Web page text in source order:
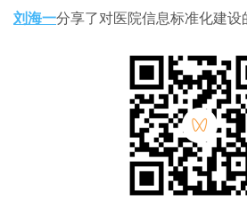
刘海一分享了对医院信息标准化建设